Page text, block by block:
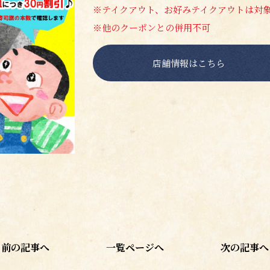
※テイクアウト、お好みテイクアウトは対
※他のクーポンとの併用不可
店舗情報はこちら
前の記事へ 一覧ページへ 次の記事へ